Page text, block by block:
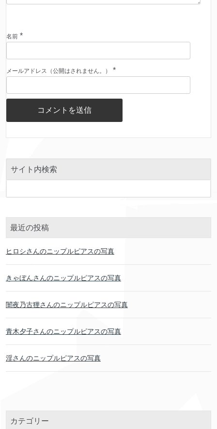
名前 *
メールアドレス（公開はされません。） *
サイト内検索
最近の投稿
ヒロシさんのニップルピアスの写真
きゃぼんさんのニップルピアスの写真
闇夜乃古狸さんのニップルピアスの写真
青木夕子さんのニップルピアスの写真
淫さんのニップルピアスの写真
カテゴリー